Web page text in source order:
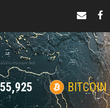
55,925 BITCOIN